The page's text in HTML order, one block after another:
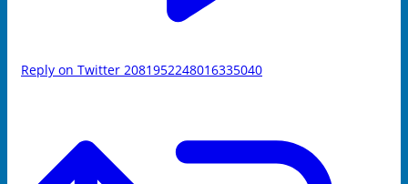
Reply on Twitter 2081952248016335040